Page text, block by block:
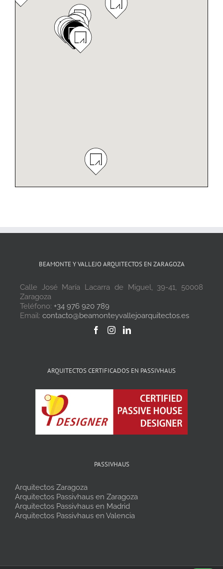
BEAMONTE Y VALLEJO ARQUITECTOS EN ZARAGOZA
Calle José María Lacarra de Miguel, 39-41, 50008
Zaragoza
Teléfono: +34 976 920 789
Email: contacto@beamonteyvallejoarquitectos.es
ARQUITECTOS CERTIFICADOS EN PASSIVHAUS
PASSIVHAUS
Arquitectos Zaragoza
Arquitectos Passivhaus en Zaragoza
Arquitectos Passivhaus en Madrid
Arquitectos Passivhaus en Valencia